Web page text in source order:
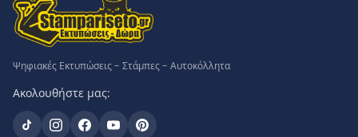
Ψηφιακές Εκτυπώσεις - Στάμπες - Αυτοκόλλητα
Ακολουθήστε μας: